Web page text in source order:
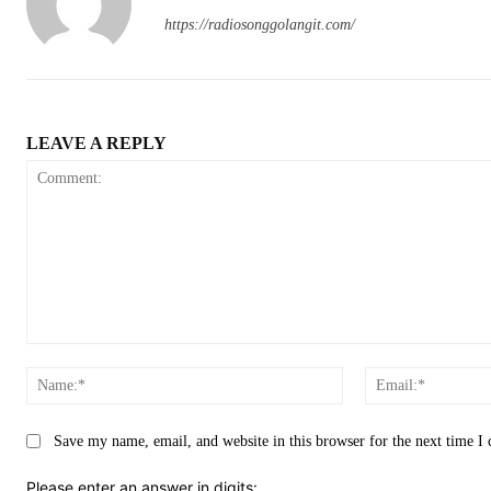
https://radiosonggolangit.com/
LEAVE A REPLY
Name:*
Save my name, email, and website in this browser for the next time I
Please enter an answer in digits: